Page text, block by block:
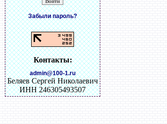
Забыли пароль?
Контакты:
admin@100-1.ru
Беляев Сергей Николаевич
ИНН 246305493507